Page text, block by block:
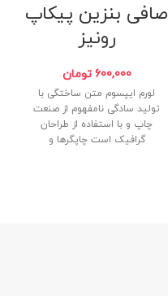
صافی بنزین پیکاپ
رونیز
600,000 تومان
لورم ایپسوم متن ساختگی با
تولید سادگی نامفهوم از صنعت
چاپ و با استفاده از طراحان
گرافیک است چاپگرها و